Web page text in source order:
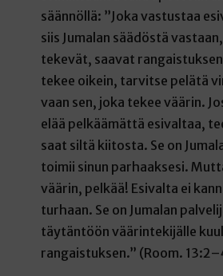
säännöllä: ”Joka vastustaa
siis Jumalan säädöstä
tekevät, saavat
tekee oikein, tarvitse pelätä
vaan sen, joka tekee väärin.
elää pelkäämättä esivaltaa,
saat siltä kiitosta. Se on
toimii sinun parhaaksesi.
väärin, pelkää! Esivalta ei
turhaan. Se on Jumalan
täytäntöön väärintekijälle
rangaistuksen.” (Room.